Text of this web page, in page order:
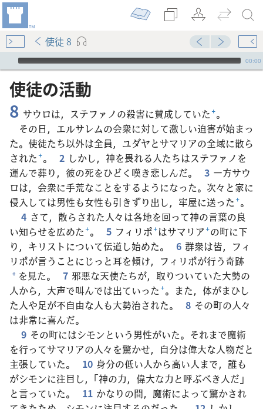
使徒 8
Audio Player
00:00
使徒​の​活動
8 サウロは，ステファノの殺害に賛成していた+。
その日，エルサレムの会衆に対して激しい迫害が始まっ
た。使徒たち以外は全員，ユダヤとサマリアの全域に散ら
された+。 2 しかし，神を畏れる人たちはステファノを
運んで葬り，彼の死をひどく嘆き悲しんだ。
3 一方サウ
ロは，会衆に手荒なことをするようになった。次々と家に
侵入しては男性も女性も引きずり出し，牢屋に送った+。
4 さて，散らされた人々は各地を回って神の言葉の良
い知らせを広めた+。 5 フィリポ+はサマリア+の町に下
り，キリストについて伝道し始めた。
6 群衆は皆，フィ
リポが言うことにじっと耳を傾け，フィリポが行う奇跡
* を見た。 7 邪悪な天使たちが，取りついていた大勢の
人から，大声で叫んでは出ていった+。また，体がまひし
た人や足が不自由な人も大勢治された。
8 その町の人々
は非常に喜んだ。
9 その町にはシモンという男性がいた。それまで魔術
を行ってサマリアの人々を驚かせ，自分は偉大な人物だと
主張していた。
10 身分の低い人から高い人まで，誰も
がシモンに注目し，「神の力，偉大な力と呼ぶべき人だ」
と言っていた。
11 かなりの間，魔術によって驚かされ